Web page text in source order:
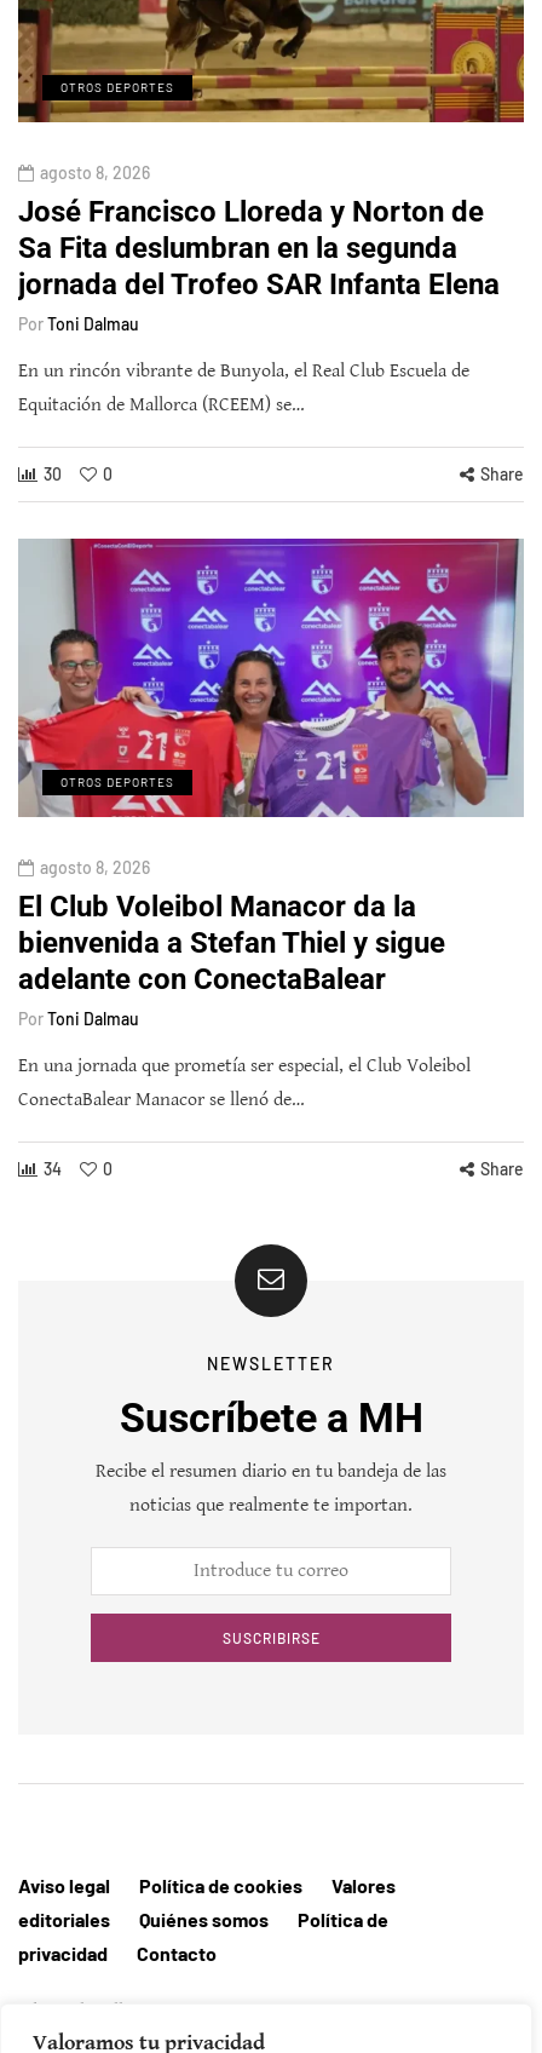
Valoramos tu privacidad
OTROS DEPORTES
agosto 8, 2026
José Francisco Lloreda y Norton de
Sa Fita deslumbran en la segunda
jornada del Trofeo SAR Infanta Elena
PorToni Dalmau
En un rincón vibrante de Bunyola, el Real Club Escuela de
Equitación de Mallorca (RCEEM) se…
30 0 Share
OTROS DEPORTES
agosto 8, 2026
El Club Voleibol Manacor da la
bienvenida a Stefan Thiel y sigue
adelante con ConectaBalear
PorToni Dalmau
En una jornada que prometía ser especial, el Club Voleibol
ConectaBalear Manacor se llenó de…
34 0 Share
NEWSLETTER
Suscríbete a MH
Recibe el resumen diario en tu bandeja de las
noticias que realmente te importan.
SUSCRIBIRSE
Aviso legal Política de cookies
Valores
editoriales
Quiénes somos
Política de
privacidad
Contacto
Editorial MallorcaHora